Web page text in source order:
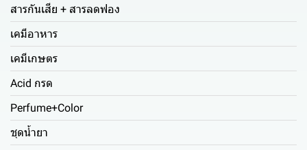
สารกันเสีย + สารลดฟอง
เคมีอาหาร
เคมีเกษตร
Acid กรด
Perfume+Color
ชุดน้ำยา